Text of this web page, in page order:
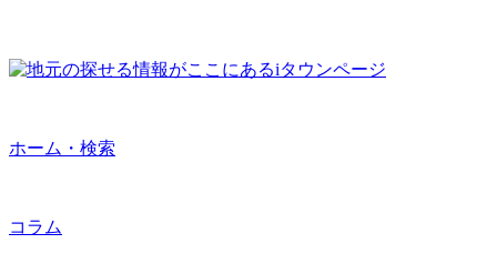
ホーム・検索
コラム